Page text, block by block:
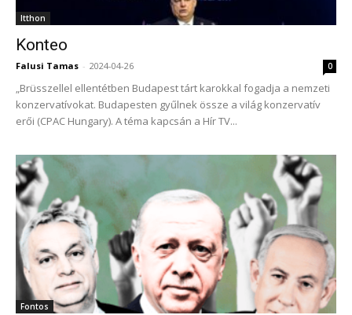
Itthon
Konteo
Falusi Tamas - 2024-04-26 0
„Brüsszellel ellentétben Budapest tárt karokkal fogadja a nemzeti
konzervatívokat. Budapesten gyűlnek össze a világ konzervatív
erői (CPAC Hungary). A téma kapcsán a Hír TV...
Fontos